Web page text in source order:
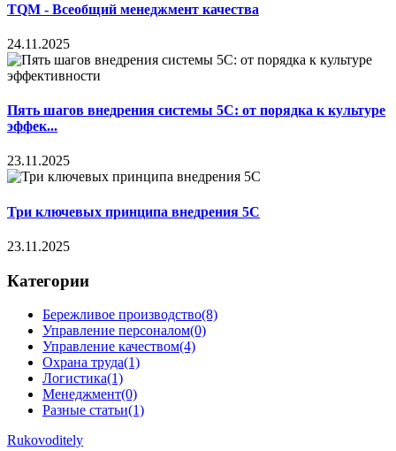
TQM - Всеобщий менеджмент качества
24.11.2025
Пять шагов внедрения системы 5С: от порядка к культуре
эффек...
23.11.2025
Три ключевых принципа внедрения 5С
23.11.2025
Категории
Бережливое производство(8)
Управление персоналом(0)
Управление качеством(4)
Охрана труда(1)
Логистика(1)
Менеджмент(0)
Разные статьи(1)
Rukovoditely